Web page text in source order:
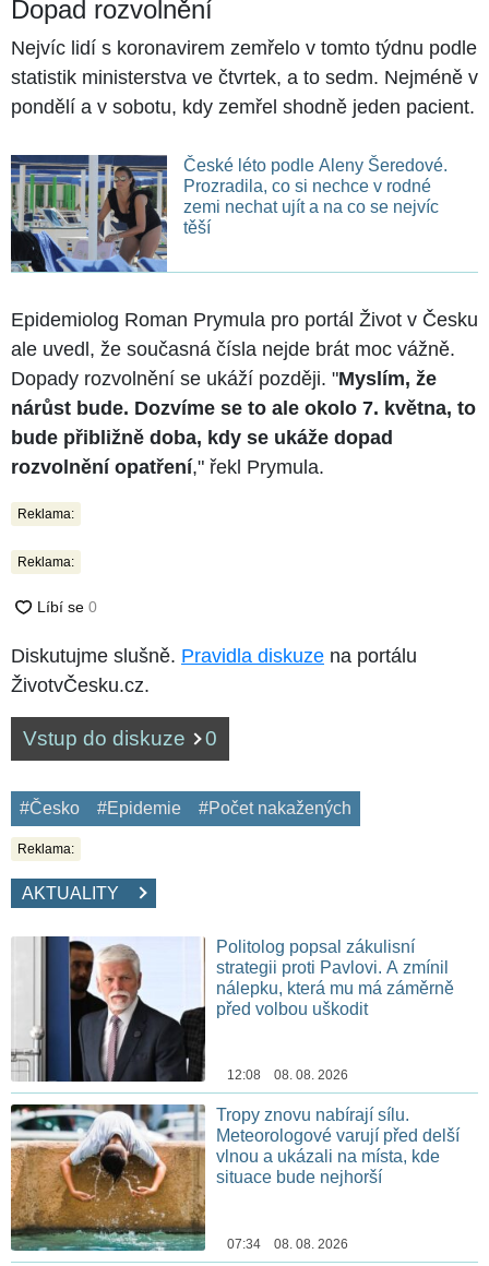
Dopad rozvolnění
Nejvíc lidí s koronavirem zemřelo v tomto týdnu podle
statistik ministerstva ve čtvrtek, a to sedm. Nejméně v
pondělí a v sobotu, kdy zemřel shodně jeden pacient.
České léto podle Aleny Šeredové.
Prozradila, co si nechce v rodné
zemi nechat ujít a na co se nejvíc
těší
Epidemiolog Roman Prymula pro portál Život v Česku
ale uvedl, že současná čísla nejde brát moc vážně.
Dopady rozvolnění se ukáží později. "Myslím, že
nárůst bude. Dozvíme se to ale okolo 7. května, to
bude přibližně doba, kdy se ukáže dopad
rozvolnění opatření," řekl Prymula.
Reklama:
Reklama:
Diskutujme slušně. Pravidla diskuze na portálu
ŽivotvČesku.cz.
Vstup do diskuze 0
#Česko #Epidemie #Počet nakažených
Reklama:
AKTUALITY
Politolog popsal zákulisní
strategii proti Pavlovi. A zmínil
nálepku, která mu má záměrně
před volbou uškodit
12:08 08. 08. 2026
Tropy znovu nabírají sílu.
Meteorologové varují před delší
vlnou a ukázali na místa, kde
situace bude nejhorší
07:34 08. 08. 2026